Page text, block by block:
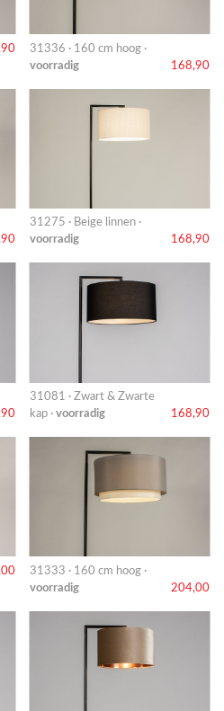
31336 · 160 cm hoog ·
voorradig
168,90
31275 · Beige linnen ·
voorradig
168,90
31081 · Zwart & Zwarte
kap · voorradig 168,90
31333 · 160 cm hoog ·
voorradig
204,00